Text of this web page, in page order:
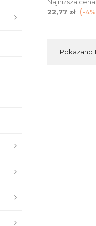
22,77 zł
-4%
Pokazano